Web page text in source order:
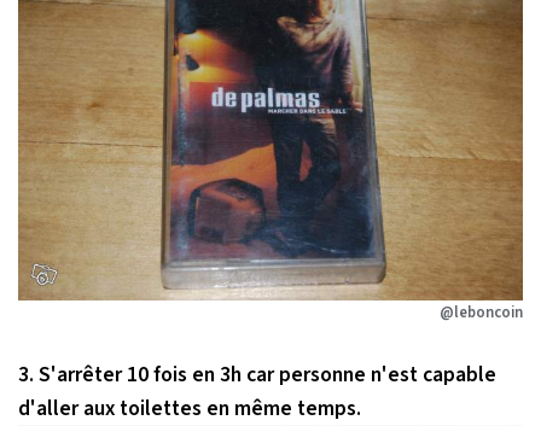
@leboncoin
3. S'arrêter 10 fois en 3h car personne n'est capable
d'aller aux toilettes en même temps.